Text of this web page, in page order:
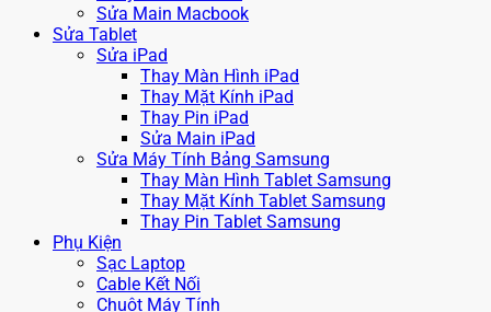
Sửa Main Macbook
Sửa Tablet
Sửa iPad
Thay Màn Hình iPad
Thay Mặt Kính iPad
Thay Pin iPad
Sửa Main iPad
Sửa Máy Tính Bảng Samsung
Thay Màn Hình Tablet Samsung
Thay Mặt Kính Tablet Samsung
Thay Pin Tablet Samsung
Phụ Kiện
Sạc Laptop
Cable Kết Nối
Chuột Máy Tính